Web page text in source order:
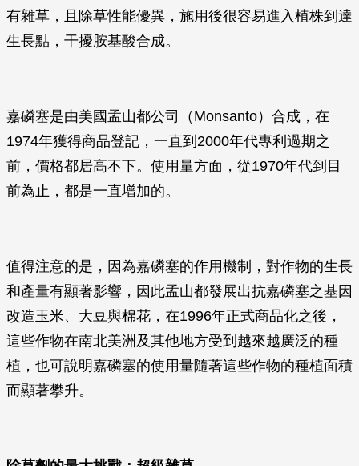
有雜草，且除草性能優異，施用後很容易進入植株到達
生長點，干擾胺基酸合成。
嘉磷塞是由美國孟山都公司（Monsanto）合成，在
1974年獲得商品登記，一直到2000年代專利過期之
前，價格都居高不下。使用量方面，從1970年代到目
前為止，都是一直增加的。
值得注意的是，因為嘉磷塞的作用機制，對作物的生長
和產量有顯著影響，因此孟山都發展出抗嘉磷塞之基因
改造玉米、大豆與棉花，在1996年正式商品化之後，
這些作物在南北美洲及其他地方受到越來越廣泛的種
植，也可說明嘉磷塞的使用量隨著這些作物的種植面積
而顯著攀升。